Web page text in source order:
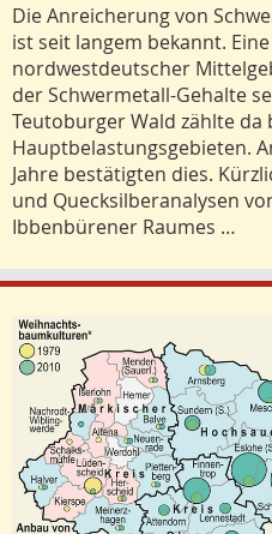
Die Anreicherung von
ist seit langem bekannt.
nordwestdeutscher
der Schwermetall-Gehalte
Teutoburger Wald zählte da
Hauptbelastungsgebieten.
Jahre bestätigten dies.
und Quecksilberanalysen
Ibbenbürener Raumes …